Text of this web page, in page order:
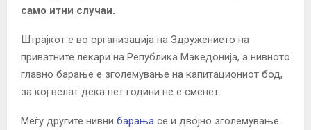
само итни случаи.
Штрајкот е во организација на Здружението на
приватните лекари на Република Македонија, а нивното
главно барање е зголемување на капитациониот бод,
за кој велат дека пет години не е сменет.
Меѓу другите нивни барања се и двојно зголемување